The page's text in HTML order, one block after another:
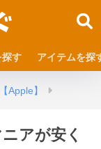
探す アイテムを探
Apple】
アが安く